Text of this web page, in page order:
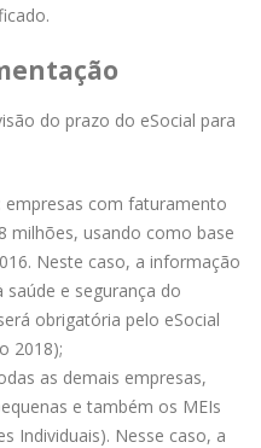
do prazo do eSocial para
empresas com faturamento
milhões, usando como base
Neste caso, a informação
e segurança do
obrigatória pelo eSocial
2018);
as demais empresas,
e também os MEIs
Individuais). Nesse caso, a